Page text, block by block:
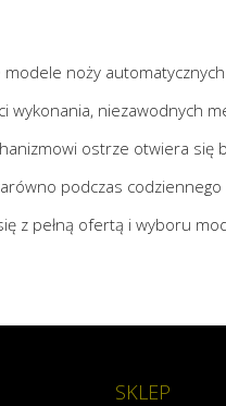
noży
wykonania, niezawodnych
ostrze otwiera się
podczas codziennego
z pełną ofertą i wyboru
SKLEP